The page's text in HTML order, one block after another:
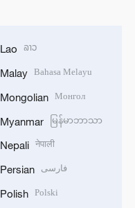
Lao ລາວ
Malay Bahasa Melayu
Mongolian Монгол
Myanmar မြန်မာဘာသာ
Nepali नेपाली
Persian فارسی
Polish Polski